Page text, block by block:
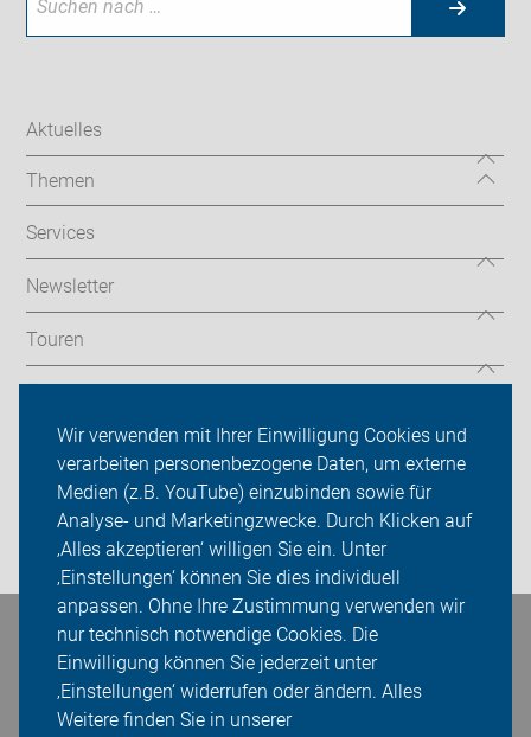
Wir verwenden mit Ihrer Einwilligung Cookies und
verarbeiten personenbezogene Daten, um externe
Medien (z.B. YouTube) einzubinden sowie für
Analyse- und Marketingzwecke. Durch Klicken auf
‚Alles akzeptieren‘ willigen Sie ein. Unter
‚Einstellungen‘ können Sie dies individuell
anpassen. Ohne Ihre Zustimmung verwenden wir
nur technisch notwendige Cookies. Die
Einwilligung können Sie jederzeit unter
‚Einstellungen‘ widerrufen oder ändern. Alles
Weitere finden Sie in unserer
Aktuelles
Themen
Services
Newsletter
Touren
Sei dabei
Presse
Login
Bleiben Sie in Kontakt